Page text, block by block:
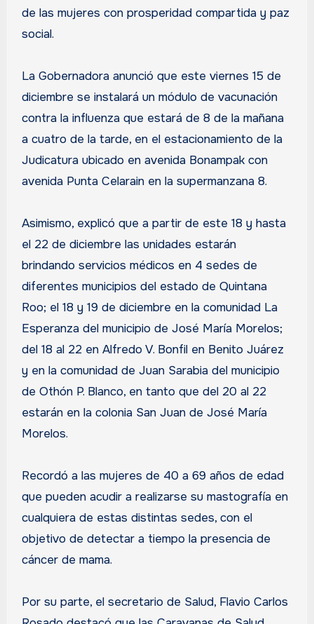
de las mujeres con prosperidad compartida y paz
social.
La Gobernadora anunció que este viernes 15 de
diciembre se instalará un módulo de vacunación
contra la influenza que estará de 8 de la mañana
a cuatro de la tarde, en el estacionamiento de la
Judicatura ubicado en avenida Bonampak con
avenida Punta Celarain en la supermanzana 8.
Asimismo, explicó que a partir de este 18 y hasta
el 22 de diciembre las unidades estarán
brindando servicios médicos en 4 sedes de
diferentes municipios del estado de Quintana
Roo; el 18 y 19 de diciembre en la comunidad La
Esperanza del municipio de José María Morelos;
del 18 al 22 en Alfredo V. Bonfil en Benito Juárez
y en la comunidad de Juan Sarabia del municipio
de Othón P. Blanco, en tanto que del 20 al 22
estarán en la colonia San Juan de José María
Morelos.
Recordó a las mujeres de 40 a 69 años de edad
que pueden acudir a realizarse su mastografía en
cualquiera de estas distintas sedes, con el
objetivo de detectar a tiempo la presencia de
cáncer de mama.
Por su parte, el secretario de Salud, Flavio Carlos